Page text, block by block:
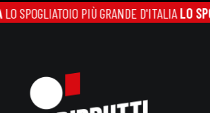
SPOGLIATOIO PIÙ GRANDE D'ITALIALO